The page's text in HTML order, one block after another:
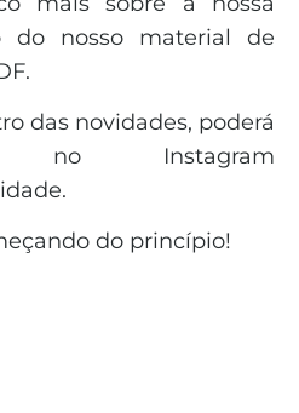
do nosso material de
das novidades, poderá
Instagram
do princípio!